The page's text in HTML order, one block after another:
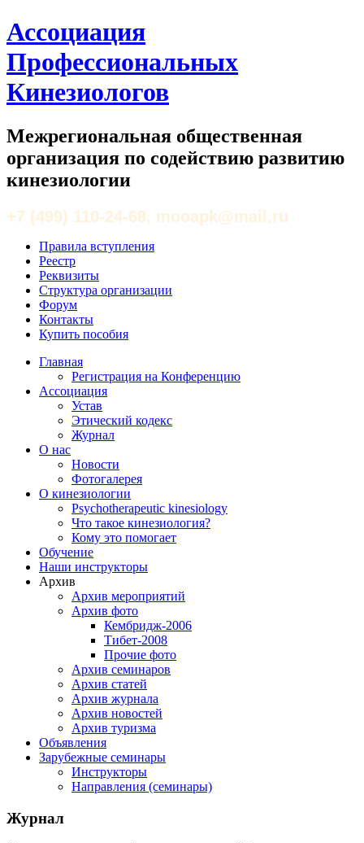
Ассоциация
Профессиональных
Кинезиологов
Межрегиональная общественная
организация по содействию развитию
кинезиологии
+7 (499) 110-24-68, mooapk@mail.ru
Правила вступления
Реестр
Реквизиты
Структура организации
Форум
Контакты
Купить пособия
Главная
Регистрация на Конференцию
Ассоциация
Устав
Этический кодекс
Журнал
О нас
Новости
Фотогалерея
О кинезиологии
Psychotherapeutic kinesiology
Что такое кинезиология?
Кому это помогает
Обучение
Наши инструкторы
Архив
Архив мероприятий
Архив фото
Кембридж-2006
Тибет-2008
Прочие фото
Архив семинаров
Архив статей
Архив журнала
Архив новостей
Архив туризма
Объявления
Зарубежные семинары
Инструкторы
Направления (семинары)
Журнал